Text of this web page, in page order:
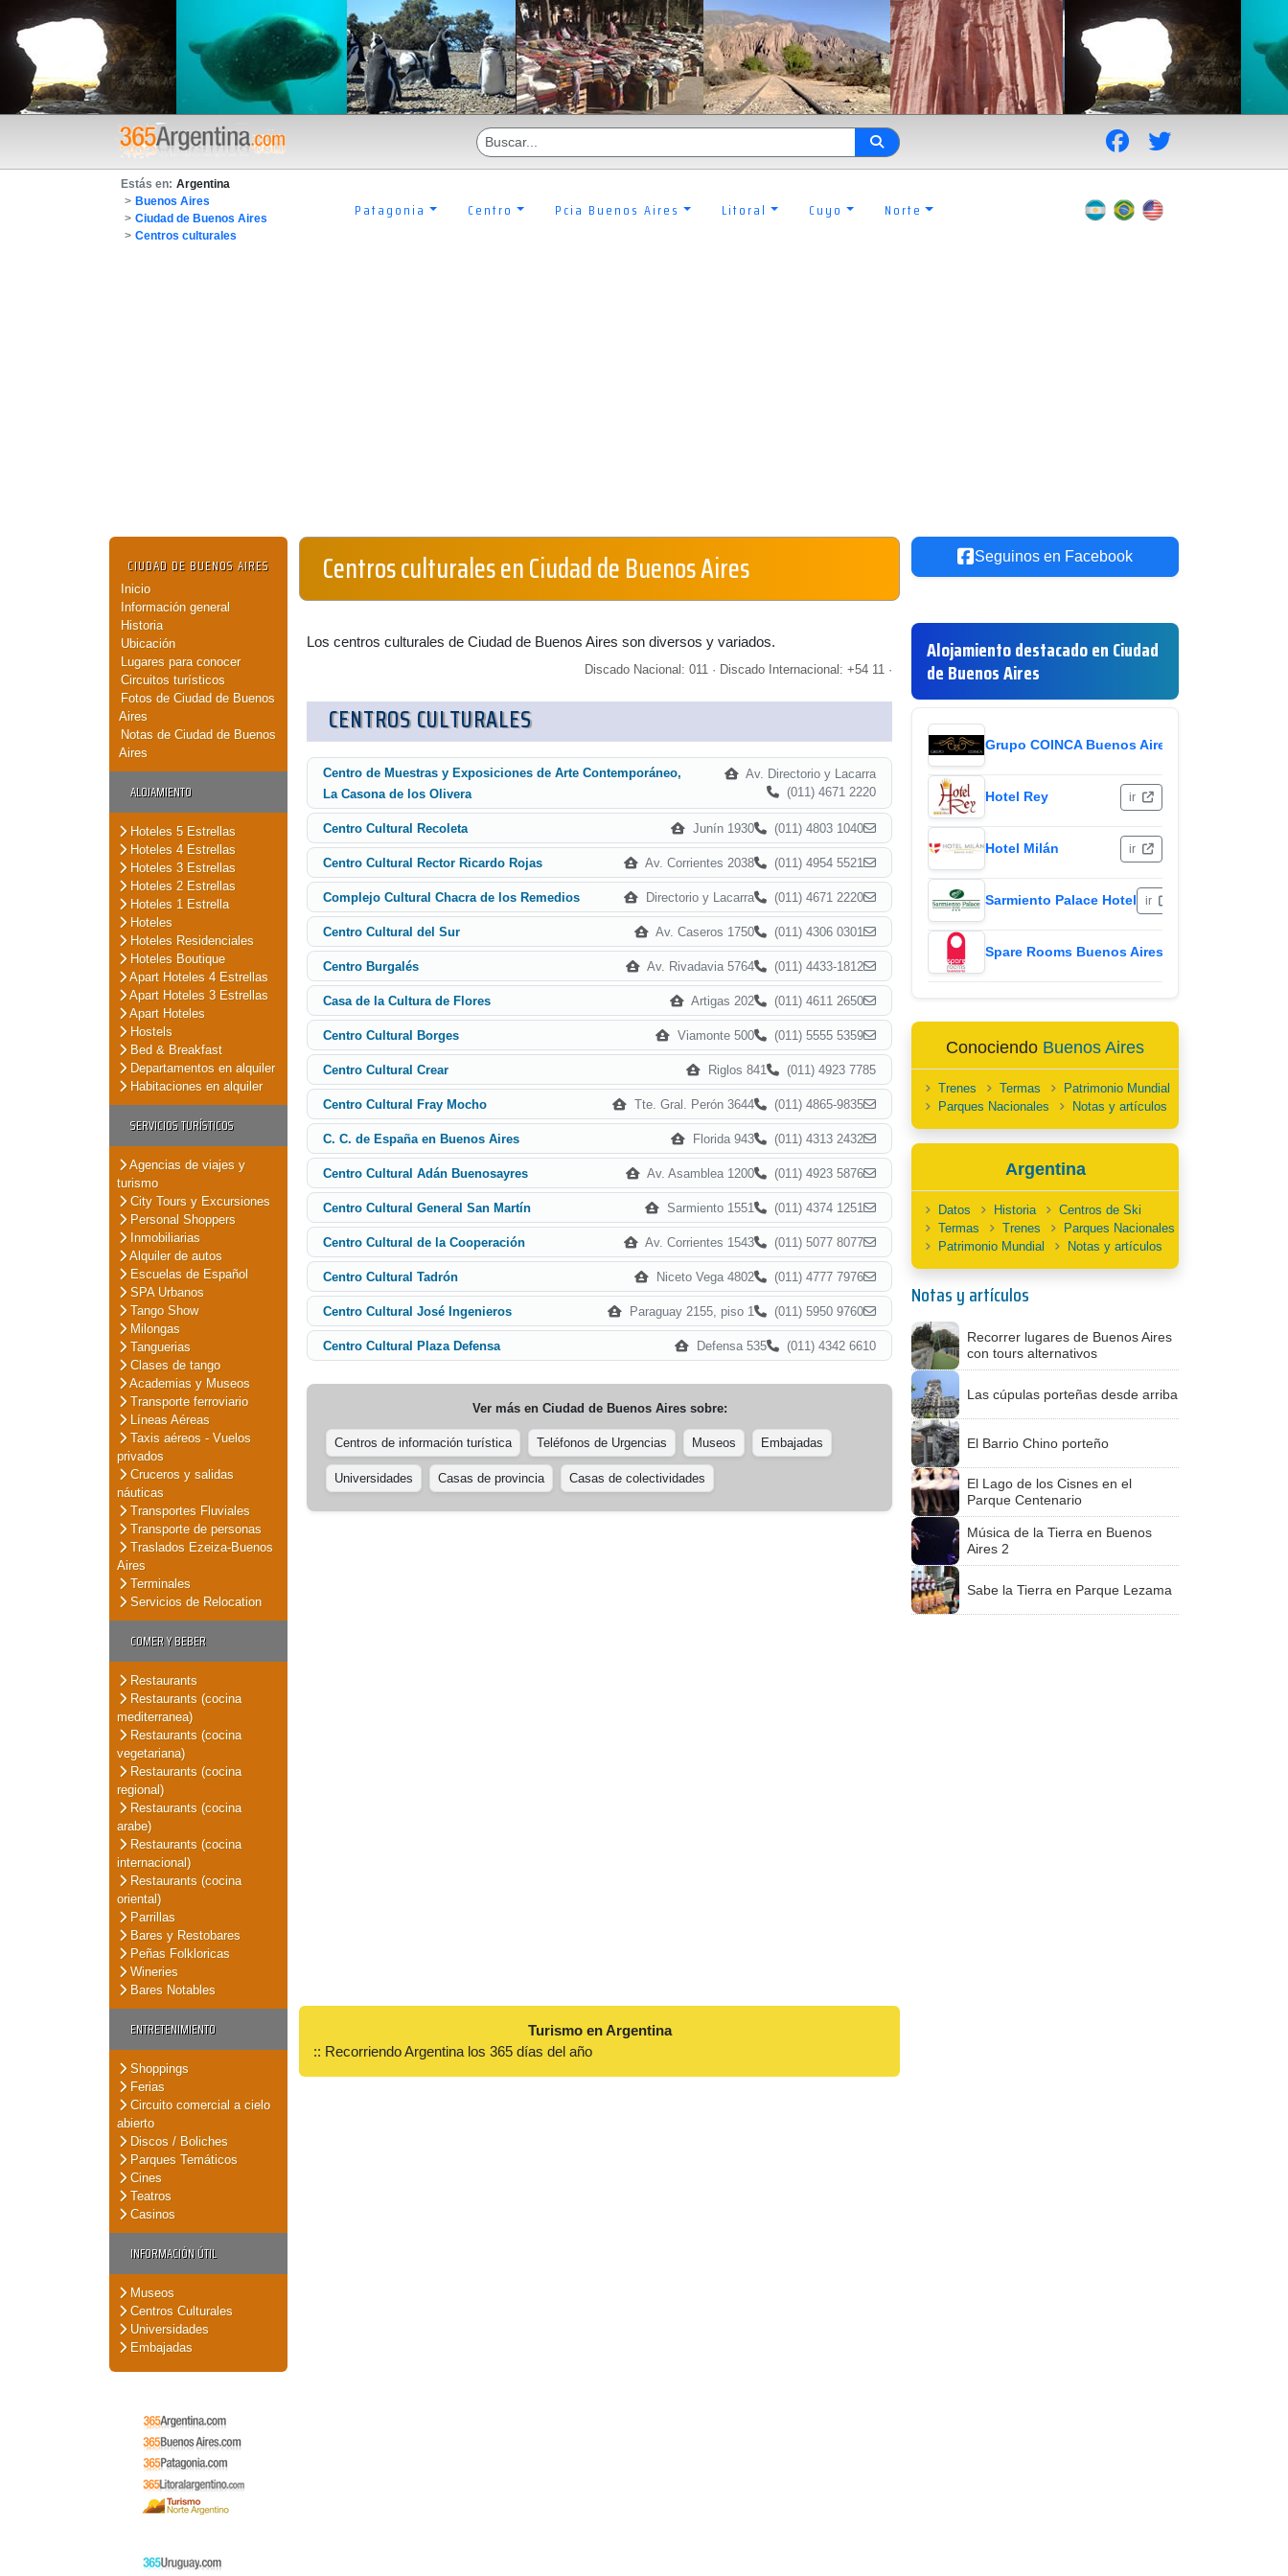
Estás en: Argentina
> Buenos Aires
> Ciudad de Buenos Aires
> Centros culturales
Patagonia Centro Pcia Buenos Aires Litoral Cuyo Norte
CIUDAD DE BUENOS AIRES
Inicio
Información general
Historia
Ubicación
Lugares para conocer
Circuitos turísticos
Fotos de Ciudad de Buenos
Aires
Notas de Ciudad de Buenos
Aires
ALOJAMIENTO
Hoteles 5 Estrellas
Hoteles 4 Estrellas
Hoteles 3 Estrellas
Hoteles 2 Estrellas
Hoteles 1 Estrella
Hoteles
Hoteles Residenciales
Hoteles Boutique
Apart Hoteles 4 Estrellas
Apart Hoteles 3 Estrellas
Apart Hoteles
Hostels
Bed & Breakfast
Departamentos en alquiler
Habitaciones en alquiler
SERVICIOS TURÍSTICOS
Agencias de viajes y
turismo
City Tours y Excursiones
Personal Shoppers
Inmobiliarias
Alquiler de autos
Escuelas de Español
SPA Urbanos
Tango Show
Milongas
Tanguerias
Clases de tango
Academias y Museos
Transporte ferroviario
Líneas Aéreas
Taxis aéreos - Vuelos
privados
Cruceros y salidas
náuticas
Transportes Fluviales
Transporte de personas
Traslados Ezeiza-Buenos
Aires
Terminales
Servicios de Relocation
COMER Y BEBER
Restaurants
Restaurants (cocina
mediterranea)
Restaurants (cocina
vegetariana)
Restaurants (cocina
regional)
Restaurants (cocina
arabe)
Restaurants (cocina
internacional)
Restaurants (cocina
oriental)
Parrillas
Bares y Restobares
Peñas Folkloricas
Wineries
Bares Notables
ENTRETENIMIENTO
Shoppings
Ferias
Circuito comercial a cielo
abierto
Discos / Boliches
Parques Temáticos
Cines
Teatros
Casinos
INFORMACIÓN ÚTIL
Museos
Centros Culturales
Universidades
Embajadas
Centros culturales en Ciudad de Buenos Aires
Los centros culturales de Ciudad de Buenos Aires son diversos y variados.
Discado Nacional: 011 · Discado Internacional: +54 11 ·
CENTROS CULTURALES
Centro de Muestras y Exposiciones de Arte Contemporáneo,
La Casona de los Olivera
Av. Directorio y Lacarra
(011) 4671 2220
Centro Cultural Recoleta Junín 1930 (011) 4803 1040
Centro Cultural Rector Ricardo Rojas Av. Corrientes 2038 (011) 4954 5521
Complejo Cultural Chacra de los Remedios Directorio y Lacarra (011) 4671 2220
Centro Cultural del Sur Av. Caseros 1750 (011) 4306 0301
Centro Burgalés Av. Rivadavia 5764 (011) 4433-1812
Casa de la Cultura de Flores Artigas 202 (011) 4611 2650
Centro Cultural Borges Viamonte 500 (011) 5555 5359
Centro Cultural Crear Riglos 841 (011) 4923 7785
Centro Cultural Fray Mocho Tte. Gral. Perón 3644 (011) 4865-9835
C. C. de España en Buenos Aires Florida 943 (011) 4313 2432
Centro Cultural Adán Buenosayres Av. Asamblea 1200 (011) 4923 5876
Centro Cultural General San Martín Sarmiento 1551 (011) 4374 1251
Centro Cultural de la Cooperación Av. Corrientes 1543 (011) 5077 8077
Centro Cultural Tadrón Niceto Vega 4802 (011) 4777 7976
Centro Cultural José Ingenieros Paraguay 2155, piso 1 (011) 5950 9760
Centro Cultural Plaza Defensa Defensa 535 (011) 4342 6610
Ver más en Ciudad de Buenos Airessobre:
Centros de información turística Teléfonos de Urgencias Museos Embajadas
Universidades Casas de provincia Casas de colectividades
Turismo en Argentina
:: Recorriendo Argentina los 365 días del año
Seguinos en Facebook
Alojamiento destacado en Ciudad
de Buenos Aires
Grupo COINCA Buenos Aires
Hotel Rey ir
Hotel Milán ir
Sarmiento Palace Hotel ir
Spare Rooms Buenos Aires
Conociendo Buenos Aires
Trenes Termas
Patrimonio Mundial
Parques Nacionales
Notas y artículos
Argentina
Datos Historia
Centros de Ski
Termas
Trenes
Parques Nacionales
Patrimonio Mundial
Notas y artículos
Notas y artículos
Recorrer lugares de Buenos Aires
con tours alternativos
Las cúpulas porteñas desde arriba
El Barrio Chino porteño
El Lago de los Cisnes en el
Parque Centenario
Música de la Tierra en Buenos
Aires 2
Sabe la Tierra en Parque Lezama